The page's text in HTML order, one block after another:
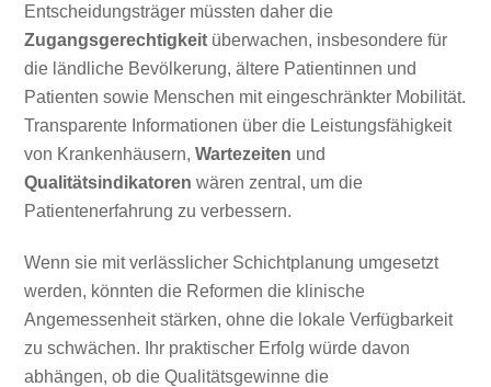
Entscheidungsträger müssten daher die
Zugangsgerechtigkeit überwachen, insbesondere für
die ländliche Bevölkerung, ältere Patientinnen und
Patienten sowie Menschen mit eingeschränkter Mobilität.
Transparente Informationen über die Leistungsfähigkeit
von Krankenhäusern,Wartezeiten und
Qualitätsindikatoren wären zentral, um die
Patientenerfahrung zu verbessern.
Wenn sie mit verlässlicher Schichtplanung umgesetzt
werden, könnten die Reformen die klinische
Angemessenheit stärken, ohne die lokale Verfügbarkeit
zu schwächen. Ihr praktischer Erfolg würde davon
abhängen, ob die Qualitätsgewinne die